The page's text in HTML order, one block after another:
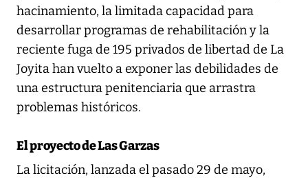
hacinamiento, la limitada capacidad para
desarrollar programas de rehabilitación y la
reciente fuga de 195 privados de libertad de La
Joyita han vuelto a exponer las debilidades de
una estructura penitenciaria que arrastra
problemas históricos.
El proyecto de Las Garzas
La licitación, lanzada el pasado 29 de mayo,